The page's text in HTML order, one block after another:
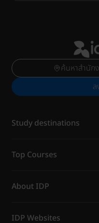
ค้นหาสำนัก
ล
Study destinations
Top Courses
About IDP
IDP Websites